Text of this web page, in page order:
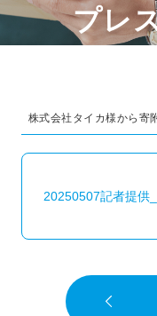
プレ
株式会社タイカ様から寄
20250507記者提供